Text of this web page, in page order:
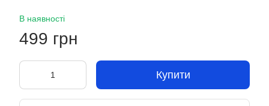
В наявності
499 грн
Купити